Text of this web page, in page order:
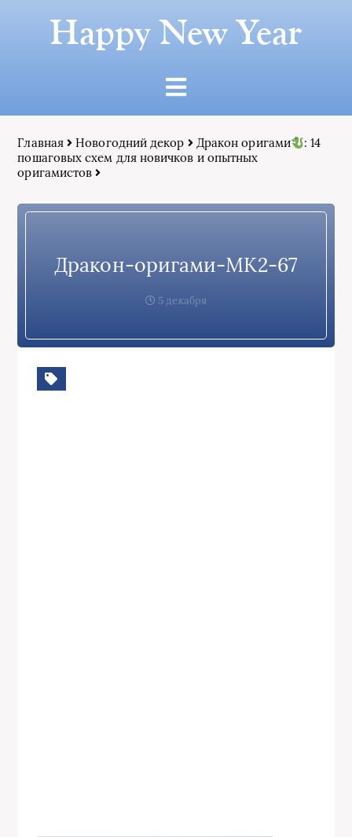
Happy New Year
Главная Новогодний декор Дракон оригами
: 14
пошаговых схем для новичков и опытных
оригамистов
Дракон-оригами-МК2-67
5 декабря